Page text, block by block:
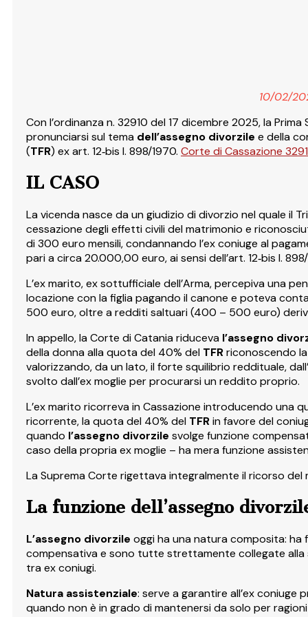
10/02/
Con l’ordinanza n. 32910 del 17 dicembre 2025, la
pronunciarsi sul tema dell’assegno divorzile e della
(TFR) ex art. 12‑bis l. 898/1970. Corte di Cassazione
IL CASO
La vicenda nasce da un giudizio di divorzio nel quale il
cessazione degli effetti civili del matrimonio e
di 300 euro mensili, condannando l’ex coniuge al
pari a circa 20.000,00 euro, ai sensi dell’art. 12‑bis l.
L’ex marito, ex sottufficiale dell’Arma, percepiva una
locazione con la figlia pagando il canone e poteva
500 euro, oltre a redditi saltuari (400 – 500 euro)
In appello, la Corte di Catania riduceva l’assegno
della donna alla quota del 40% del TFRriconoscendo
valorizzando, da un lato, il forte squilibrio reddituale,
svolto dall’ex moglie per procurarsi un reddito proprio.
L’ex marito ricorreva in Cassazione introducendo una
ricorrente, la quota del 40% del TFRin favore del
quando l’assegno divorzile svolge funzione
caso della propria ex moglie – ha mera funzione
La Suprema Corte rigettava integralmente il ricorso del
La funzione dell’assegno
L’assegno divorzile oggi ha una natura composita: ha
compensativa e sono tutte strettamente collegate
tra ex coniugi.
Natura assistenziale: serve a garantire all’ex coniuge
quando non è in grado di mantenersi da solo per